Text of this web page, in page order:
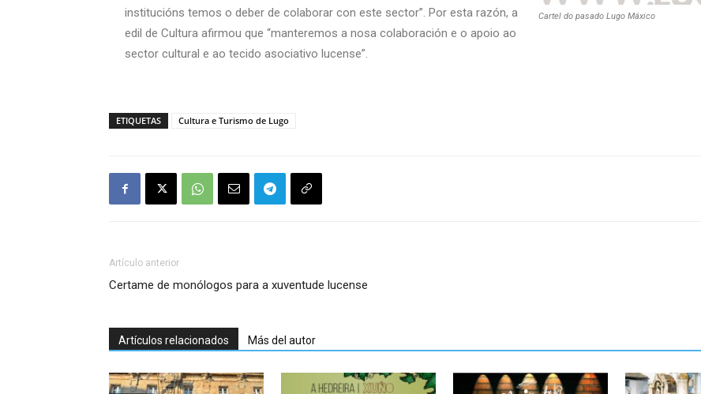
institucións temos o deber de colaborar con este sector”. Por esta razón, a
edil de Cultura afirmou que “manteremos a nosa colaboración e o apoio ao
sector cultural e ao tecido asociativo lucense”.
Cartel do pasado Lugo Máxico
ETIQUETAS Cultura e Turismo de Lugo
Artículo anterior
Certame de monólogos para a xuventude lucense
Artículos relacionados Más del autor